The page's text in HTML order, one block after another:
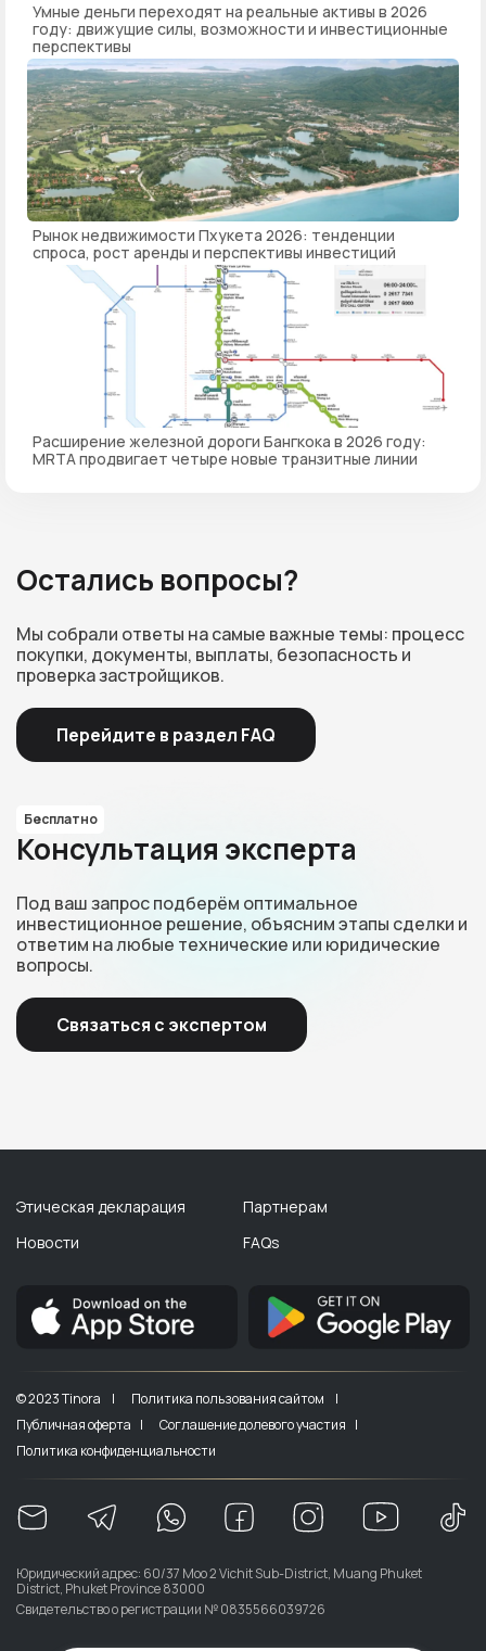
Умные деньги переходят на реальные активы в 2026
году: движущие силы, возможности и инвестиционные
перспективы
Рынок недвижимости Пхукета 2026: тенденции
спроса, рост аренды и перспективы инвестиций
Расширение железной дороги Бангкока в 2026 году:
MRTA продвигает четыре новые транзитные линии
Остались вопросы?
Мы собрали ответы на самые важные темы: процесс
покупки, документы, выплаты, безопасность и
проверка застройщиков.
Перейдите в раздел FAQ
Бесплатно
Консультация эксперта
Под ваш запрос подберём оптимальное
инвестиционное решение, объясним этапы сделки и
ответим на любые технические или юридические
вопросы.
Связаться с экспертом
Этическая декларация
Новости
Партнерам
FAQs
© 2023 Tinora |
Политика пользования сайтом |
Публичная оферта |
Соглашение долевого участия |
Политика конфиденциальности
Юридический адрес: 60/37 Moo 2 Vichit Sub-District, Muang Phuket
District, Phuket Province 83000
Свидетельство о регистрации № 0835566039726